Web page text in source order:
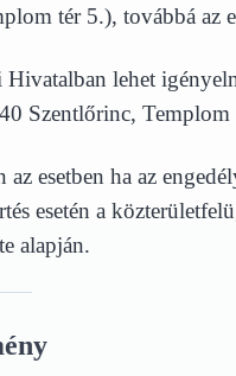
tér 5.), továbbá az
lehet
Szentlőrinc,
esetben ha az
esetén a
alapján.